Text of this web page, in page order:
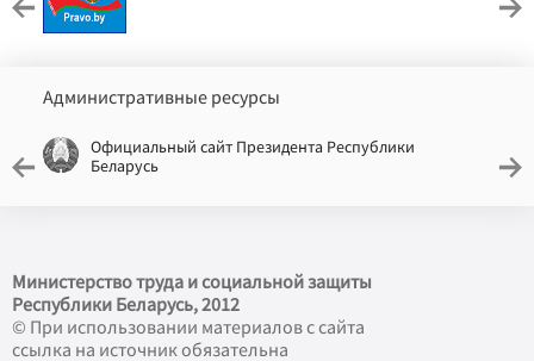
Административные ресурсы
Официальный сайт Президента Республики
Беларусь
Министерство труда и социальной защиты
Республики Беларусь, 2012
© При использовании материалов с сайта
ссылка на источник обязательна